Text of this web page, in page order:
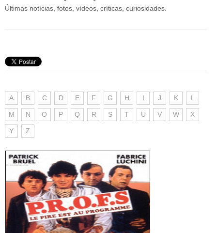
Últimas notícias, fotos, vídeos, críticas, curiosidades.
A B C D E F G H I J K L
M N O P Q R S T U V W X
Y Z